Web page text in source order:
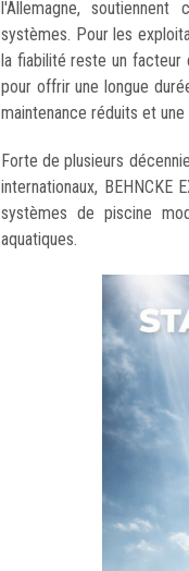
l'Allemagne,
systèmes. Pour les
la fiabilité reste un facteur
pour offrir une longue
maintenance réduits et
Forte de plusieurs
internationaux, BEHNCKE
systèmes de piscine
aquatiques.